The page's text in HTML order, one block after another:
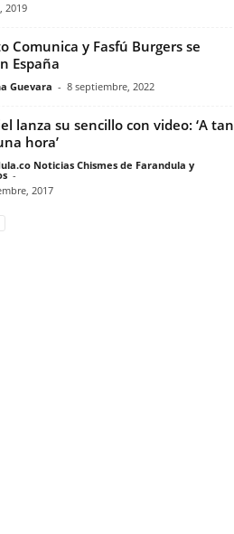
2019
Comunica y Fasfú Burgers se
España
Guevara - 8 septiembre, 2022
lanza su sencillo con video: ‘A tan
hora’
Noticias Chismes de Farandula y
-
2017